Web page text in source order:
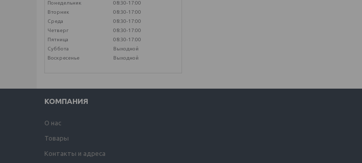
Понедельник
08:30-17:00
Вторник
08:30-17:00
Среда
08:30-17:00
Четверг
08:30-17:00
Пятница
08:30-17:00
Суббота
Выходной
Воскресенье
Выходной
КОМПАНИЯ
О нас
Товары
Контакты и адреса